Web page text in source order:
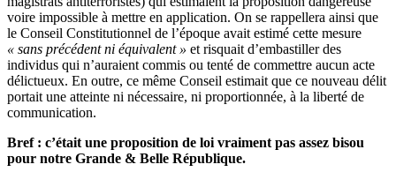
voire impossible à mettre en application. On se rappellera ainsi que
le Conseil Constitutionnel de l’époque avait estimé cette mesure
« sans précédent ni équivalent » et risquait d’embastiller des
individus qui n’auraient commis ou tenté de commettre aucun acte
délictueux. En outre, ce même Conseil estimait que ce nouveau délit
portait une atteinte ni nécessaire, ni proportionnée, à la liberté de
communication.
Bref : c’était une proposition de loi vraiment pas assez bisou
pour notre Grande & Belle République.